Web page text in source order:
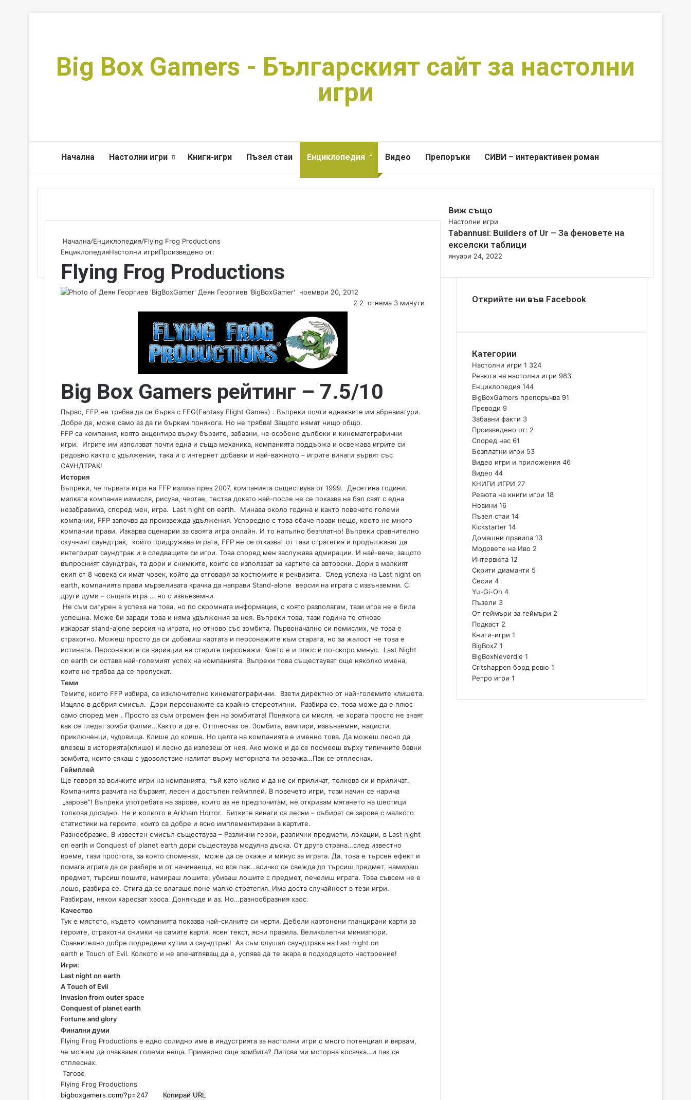
Big Box Gamers - Българският сайт за настолни
игри
Начална Настолни игри Книги-игри Пъзел стаи Енциклопедия Видео Препоръки СИВИ – интерактивен роман
Начална/Енциклопедия/Flying Frog Productions
ЕнциклопедияНастолни игриПроизведено от:
Flying Frog Productions
Деян Георгиев 'BigBoxGamer'
S
n
a
n
e
m
ноември 20, 2012
2 2 отнема 3 минути
Big Box Gamers рейтинг – 7.5/10
Първо, FFP не трябва да се бърка с FFG(Fantasy Flight Games) . Въпреки почти еднаквите им абревиатури.
Добре де, може само аз да ги бъркам понякога. Но не трябва! Защото нямат нищо общо.
FFP са компания, която акцентира върху бързите, забавни, не особено дълбоки и кинематографични
игри. Игрите им използват почти една и съща механика, компанията поддържа и освежава игрите си
редовно както с удължения, така и с интернет добавки и най-важното – игрите винаги вървят със
САУНДТРАК!
История
Въпреки, че първата игра на FFP излиза през 2007, компанията съществува от 1999. Десетина години,
малката компания измисля, рисува, чертае, тества докато най-после не се показва на бял свят с една
незабравима, според мен, игра. Last night on earth. Минава около година и както повечето големи
компании, FFP започва да произвежда удължения. Успоредно с това обаче прави нещо, което не много
компании прави. Изкарва сценарии за своята игра онлайн. И то напълно безплатно! Въпреки сравнително
скучният саундтрак, който придружава играта, FFP не се отказват от тази стратегия и продължават да
интегрират саундтрак и в следващите си игри. Това според мен заслужава адмирации. И най-вече, защото
въпросният саундтрак, та дори и снимките, които се използват за картите са авторски. Дори в малкият
екип от 8 човека си имат човек, който да отговаря за костюмите и реквизита. След успеха на Last night on
earth, компанията прави мързеливата крачка да направи Stand-alone версия на играта с извънземни. С
други думи – същата игра … но с извънземни.
Не съм сигурен в успеха на това, но по скромната информация, с която разполагам, тази игра не е била
успешна. Може би заради това и няма удължения за нея. Въпреки това, тази година те отново
изкарват stand-alone версия на играта, но отново със зомбита. Първоначално си помислих, че това е
страхотно. Можеш просто да си добавиш картата и персонажите към старата, но за жалост не това е
истината. Персонажите са вариации на старите персонажи. Което е и плюс и по-скоро минус. Last Night
on earth си остава най-големият успех на компанията. Въпреки това съществуват още няколко имена,
които не трябва да се пропускат.
Теми
Темите, които FFP избира, са изключително кинематографични. Взети директно от най-големите клишета.
Изцяло в добрия смисъл. Дори персонажите са крайно стереотипни. Разбира се, това може да е плюс
само според мен . Просто аз съм огромен фен на зомбитата! Понякога си мисля, че хората просто не знаят
как се гледат зомби филми…Както и да е. Отплеснах се. Зомбита, вампири, извънземни, нацисти,
приключенци, чудовища. Клише до клише. Но целта на компанията е именно това. Да можеш лесно да
влезеш в историята(клише) и лесно да излезеш от нея. Ако може и да се посмееш върху типичните бавни
зомбита, които сякаш с удоволствие налитат върху моторната ти резачка…Пак се отплеснах.
Геймплей
Ще говоря за всичките игри на компанията, тъй като колко и да не си приличат, толкова си и приличат.
Компанията разчита на бързият, лесен и достъпен геймплей. В повечето игри, този начин се нарича
„зарове”! Въпреки употребата на зарове, които аз не предпочитам, не откривам мятането на шестици
толкова досадно. Не и колкото в Arkham Horror. Битките винаги са лесни – събират се зарове с малкото
статистики на героите, които са добре и ясно имплементирани в картите.
Разнообразие. В известен смисъл съществува – Различни герои, различни предмети, локации, в Last night
on earth и Conquest of planet earth дори съществува модулна дъска. От друга страна…след известно
време, тази простота, за която споменах, може да се окаже и минус за играта. Да, това е търсен ефект и
помага играта да се разбере и от начинаещи, но все пак…всичко се свежда до търсиш предмет, намираш
предмет, търсиш лошите, намираш лошите, убиваш лошите с предмет, печелиш играта. Това съвсем не е
лошо, разбира се. Стига да се влагаше поне малко стратегия. Има доста случайност в тези игри.
Разбирам, някои харесват хаоса. Донякъде и аз. Но…разнообразния хаос.
Качество
Тук е мястото, където компанията показва най-силните си черти. Дебели картонени гланцирани карти за
героите, страхотни снимки на самите карти, ясен текст, ясни правила. Великолепни миниатюри.
Сравнително добре подредени кутии и саундтрак! Аз съм слушал саундтрака на Last night on
earth и Touch of Evil. Колкото и не впечатляващ да е, успява да те вкара в подходящото настроение!
Игри:
Last night on earth
A Touch of Evil
Invasion from outer space
Conquest of planet earth
Fortune and glory
Финални думи
Flying Frog Productions е едно солидно име в индустрията за настолни игри с много потенциал и вярвам,
че можем да очакваме големи неща. Примерно още зомбита? Липсва ми моторна косачка…и пак се
отплеснах.
Тагове
Flying Frog Productions
Копирай URL
Виж също
C
l
o
s
Настолни игри
Tabannusi: Builders of Ur – За феновете на
екселски таблици
януари 24, 2022
Открийте ни във Facebook
Категории
Настолни игри 1 324
Ревюта на настолни игри 983
Енциклопедия 144
BigBoxGamers препоръчва 91
Преводи 9
Забавни факти 3
Произведено от: 2
Според нас 61
Безплатни игри 53
Видео игри и приложения 46
Видео 44
КНИГИ ИГРИ 27
Ревюта на книги игри 18
Новини 16
Пъзел стаи 14
Kickstarter 14
Домашни правила 13
Модовете на Иво 2
Интервюта 12
Скрити диаманти 5
Сесии 4
Yu-Gi-Oh 4
Пъзели 3
От геймъри за геймъри 2
Подкаст 2
Книги-игри 1
BigBoxZ 1
BigBoxNeverdie 1
Critshappen борд ревю 1
Ретро игри 1